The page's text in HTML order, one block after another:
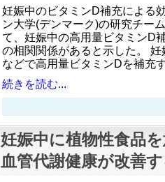
妊娠中のビタミンD補充による
ン大学(デンマーク)の研究チー
て、妊娠中の高用量ビタミンD
の相関関係があると示した。
などで高用量ビタミンDを補充
続きを読む...
妊娠中に植物性食品
血管代謝健康が改善